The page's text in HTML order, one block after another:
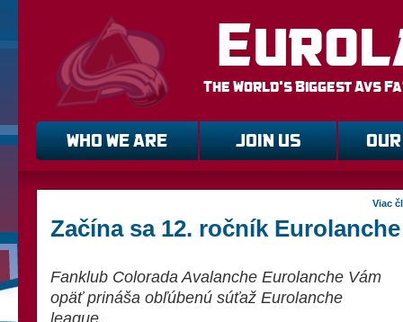
The World's Biggest Avs
WHO WE ARE JOIN US
Viac
Začína sa 12. ročník
Fanklub Colorada Avalanche Eurolanche Vám
opäť prináša obľúbenú súťaž Eurolanche
league.